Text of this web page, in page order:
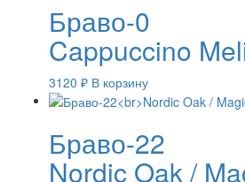
Браво-0
Cappuccino
3120 ₽ В корзину
Браво-22
Nordic Oak /